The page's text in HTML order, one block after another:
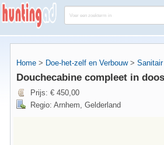
Home > Doe-het-zelf en Verbouw> Sanitair
Douchecabine compleet in
Prijs: € 450,00
Regio: Arnhem, Gelderland